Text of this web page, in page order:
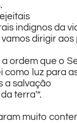
indignos da
dirigir aos
a ordem que o
como luz para
a salvação
terra'”.
muito